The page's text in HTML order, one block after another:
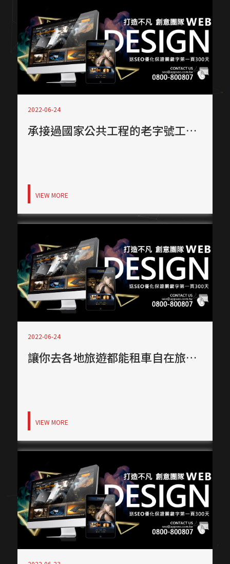
2022-06-24
承接過國家公共工程的老字號工程公司網頁設計！
VIEW MORE
2022-06-24
讓你去各地旅遊都能租車自在旅遊，租車公司網頁設計！
VIEW MORE